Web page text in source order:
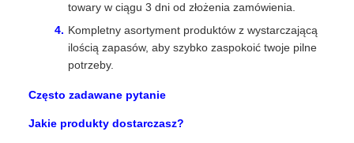
towary w ciągu 3 dni od złożenia zamówienia.
Kompletny asortyment produktów z wystarczającą
ilością zapasów, aby szybko zaspokoić twoje pilne
potrzeby.
Często zadawane pytanie
Jakie produkty dostarczasz?